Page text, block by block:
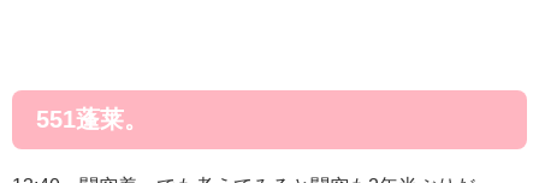
551蓬莱。